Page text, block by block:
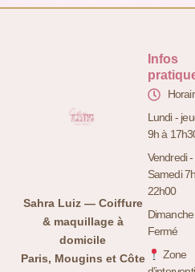
Sahra Luiz — Coiffure
& maquillage à
domicile
Paris, Mougins et Côte
Infos
Lundi -
9h à
Vendredi -
Samedi
22h00
Dimanche
Fermé
Zone